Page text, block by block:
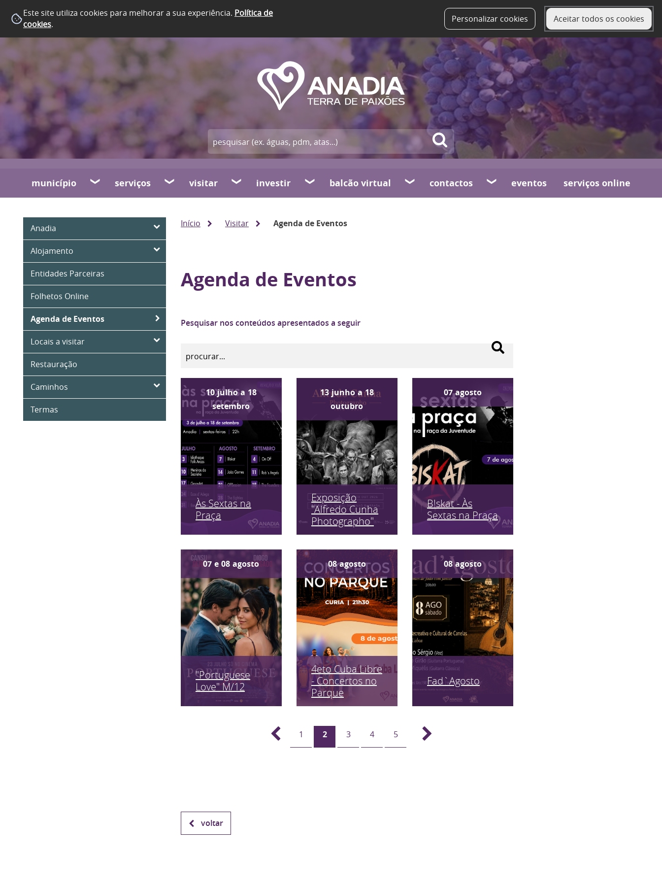
Este site utiliza cookies para melhorar a sua experiência. Política de
cookies. Personalizar cookies Aceitar todos os cookies
município serviços visitar investir balcão virtual contactos eventos serviços online
Anadia
Alojamento
Entidades Parceiras
Folhetos Online
Agenda de Eventos
Locais a visitar
Restauração
Caminhos
Termas
Início Visitar Agenda de Eventos
Agenda de Eventos
Pesquisar nos conteúdos apresentados a seguir
10 julho a 18
setembro
Às Sextas na
Praça
13 junho a 18
outubro
Exposição
"Alfredo Cunha
Photographo"
07 agosto
B!skat - Às
Sextas na Praça
07 e 08 agosto
"Portuguese
Love" M/12
08 agosto
4eto Cuba Libre
- Concertos no
Parque
08 agosto
Fad`Agosto
1 2 3 4 5
voltar